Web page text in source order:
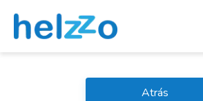
Atrás